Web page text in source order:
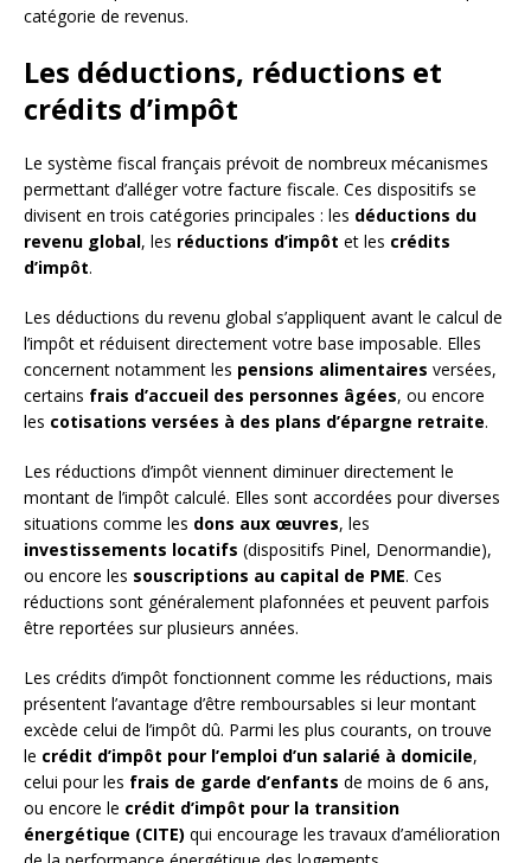
catégorie de revenus.
Les déductions, réductions et
crédits d’impôt
Le système fiscal français prévoit de nombreux mécanismes
permettant d’alléger votre facture fiscale. Ces dispositifs se
divisent en trois catégories principales : les déductions du
revenu global, les réductions d’impôt et les crédits
d’impôt.
Les déductions du revenu global s’appliquent avant le calcul de
l’impôt et réduisent directement votre base imposable. Elles
concernent notamment les pensions alimentaires versées,
certains frais d’accueil des personnes âgées, ou encore
les cotisations versées à des plans d’épargne retraite.
Les réductions d’impôt viennent diminuer directement le
montant de l’impôt calculé. Elles sont accordées pour diverses
situations comme les dons aux œuvres, les
investissements locatifs (dispositifs Pinel, Denormandie),
ou encore les souscriptions au capital de PME. Ces
réductions sont généralement plafonnées et peuvent parfois
être reportées sur plusieurs années.
Les crédits d’impôt fonctionnent comme les réductions, mais
présentent l’avantage d’être remboursables si leur montant
excède celui de l’impôt dû. Parmi les plus courants, on trouve
le crédit d’impôt pour l’emploi d’un salarié à domicile,
celui pour les frais de garde d’enfants de moins de 6 ans,
ou encore le crédit d’impôt pour la transition
énergétique (CITE) qui encourage les travaux d’amélioration